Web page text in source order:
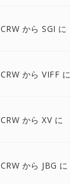
CRW から SGI に
CRW から VIFF に
CRW から XV に
CRW から JBG に